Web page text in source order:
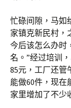
忙碌间隙，马如
家镇克新民村，
今后该怎么办时
名。”经过培训
85元，工厂还管
能做60件，现在
家里增加了不少